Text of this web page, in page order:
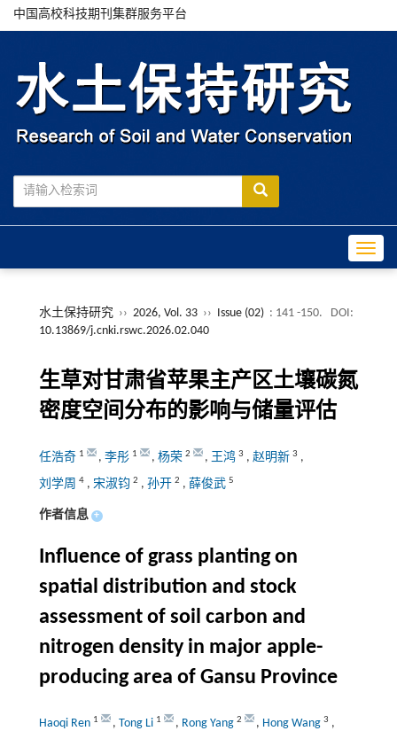
中国高校科技期刊集群服务平台
水土保持研究 ›› 2026, Vol. 33 ›› Issue (02) : 141 -150.
DOI:
10.13869/j.cnki.rswc.2026.02.040
生草对甘肃省苹果主产区土壤碳氮
密度空间分布的影响与储量评估
任浩奇 1 , 李彤 1 , 杨荣 2 , 王鸿 3 , 赵明新 3 ,
刘学周 4, 宋淑钧 2 , 孙开 2 , 薛俊武 5
作者信息 +
Influence of grass planting on
spatial distribution and stock
assessment of soil carbon and
nitrogen density in major apple-
producing area of Gansu Province
Haoqi Ren 1 , Tong Li 1 , Rong Yang 2 , Hong Wang 3 ,